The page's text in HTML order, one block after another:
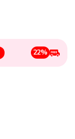
22%